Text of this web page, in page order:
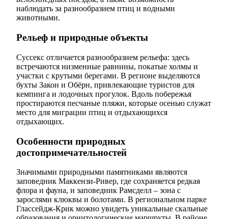
наблюдать за разнообразием птиц и водными
животными.
Рельеф и природные объекты
Суссекс отличается разнообразием рельефа: здесь
встречаются низменные равнины, покатые холмы и
участки с крутыми берегами. В регионе выделяются
бухты Закон и Обёрн, привлекающие туристов для
кемпинга и лодочных прогулок. Вдоль побережья
простираются песчаные пляжи, которые осенью служат
место для миграции птиц и отдыхающихся
отдыхающих.
Особенности природных
достопримечательностей
Значимыми природными памятниками являются
заповедник Маккензи-Ривер, где сохраняется редкая
флора и фауна, и заповедник Рамсделл – зона с
зарослями клюквы и болотами. В региональном парке
Глассейдж-Крик можно увидеть уникальные скальные